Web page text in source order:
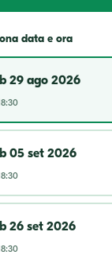
data e ora
29 ago 2026
05 set 2026
26 set 2026